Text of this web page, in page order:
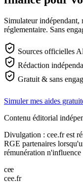
Simulateur indépendant,
réglementaire. Sans
Sources officielles
Rédaction
Gratuit & sans
Simuler mes aides
Contenu éditorial
Divulgation : cee.fr est
RGE partenaires
rémunération n'influence
cee
cee.fr